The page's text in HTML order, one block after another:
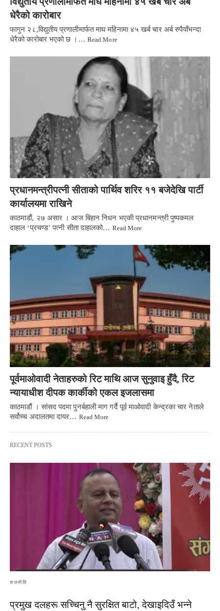
धेरैको कारोबार
फागुन २८,विद्युतीय प्रणालीमार्फत माघ महिनामा ४५ खर्ब चार अर्ब रुपैयाँभन्दा
धेरैको कारोबार भएको छ ।… Read More
प्रधानमन्त्रीपत्नी सीताको पार्थिव शरिर ११ बजेदेखि पार्टी
कार्यालयमा राखिने
काठमाडौं, २७ असार । आज बिहान निधन भएकी प्रधानमन्त्री पुष्पकमल
दाहाल ‘प्रचण्ड’ पत्नी सीता दाहालको… Read More
पूर्वमाओवादी नेताहरुको रिट माथि आज सुनुवाइ हुँदै, रिट
न्यायाधीश दीपक कार्कीको एकल इजलासमा
काठमाडौं । सांसद पदमा पुनर्बहाली माग गर्दै पूर्व माओवादी केन्द्रका चार नेताले
सर्वोच्च अदालतमा दायर… Read More
RECENT POSTS
राजनीति
प्रमुख दलहरू सच्चिनु नै सुरक्षित बाटो, देखाइदिउँ भन्ने